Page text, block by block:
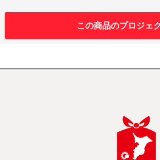
この商品のプロジェ